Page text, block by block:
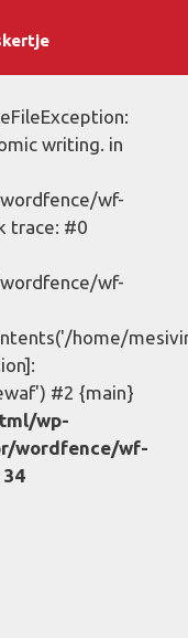
writing. in
wf-
trace: #0
wf-
home/
#2 {main}
wp-
wordfence/wf-
34